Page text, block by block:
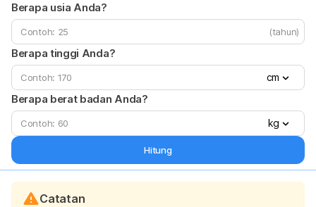
Berapa usia Anda?
(tahun)
Berapa tinggi Anda?
cm
Berapa berat badan Anda?
kg
Hitung
Catatan